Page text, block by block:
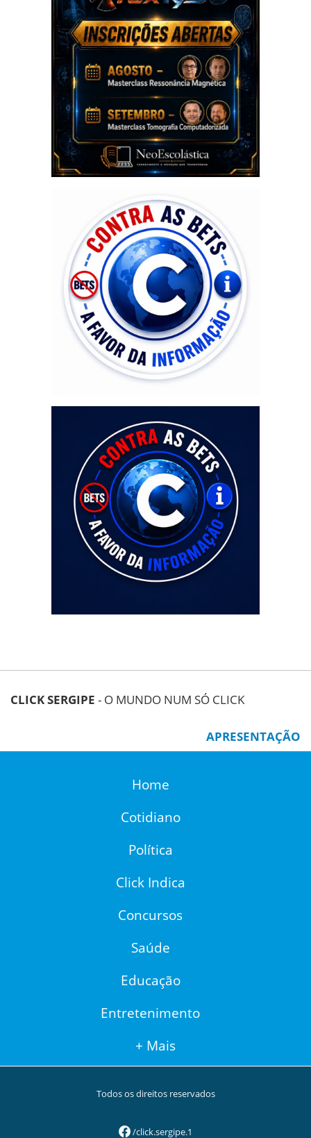
CLICK SERGIPE - O MUNDO NUM SÓ CLICK
APRESENTAÇÃO
Home
Cotidiano
Política
Click Indica
Concursos
Saúde
Educação
Entretenimento
+ Mais
Todos os direitos reservados
/click.sergipe.1